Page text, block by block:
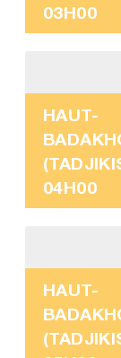
03H00
HAUT-
04H00
HAUT-